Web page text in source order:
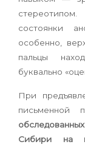
состоянки
особенно,
пальцы
буквально
При
письменной
Сибири на